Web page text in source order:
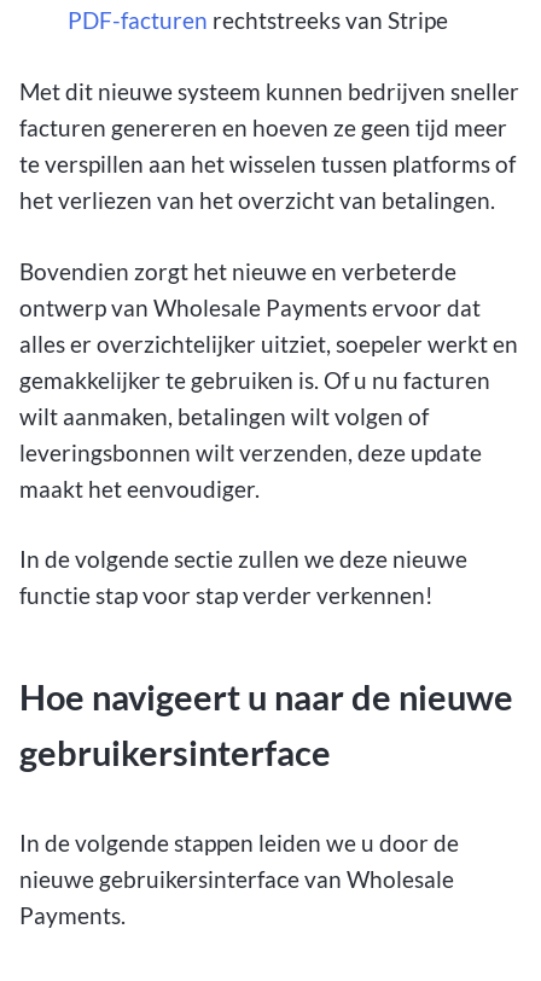
PDF-facturen rechtstreeks van Stripe
Met dit nieuwe systeem kunnen bedrijven sneller
facturen genereren en hoeven ze geen tijd meer
te verspillen aan het wisselen tussen platforms of
het verliezen van het overzicht van betalingen.
Bovendien zorgt het nieuwe en verbeterde
ontwerp van Wholesale Payments ervoor dat
alles er overzichtelijker uitziet, soepeler werkt en
gemakkelijker te gebruiken is. Of u nu facturen
wilt aanmaken, betalingen wilt volgen of
leveringsbonnen wilt verzenden, deze update
maakt het eenvoudiger.
In de volgende sectie zullen we deze nieuwe
functie stap voor stap verder verkennen!
Hoe navigeert u naar de nieuwe
gebruikersinterface
In de volgende stappen leiden we u door de
nieuwe gebruikersinterface van Wholesale
Payments.